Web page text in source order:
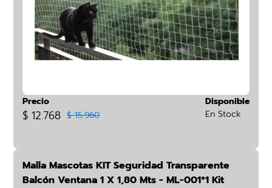
Precio
$ 12.768 $ 15.960
Disponible
En Stock
Malla Mascotas KIT Seguridad Transparente
Balcón Ventana 1 X 1,80 Mts - ML-001*1 Kit